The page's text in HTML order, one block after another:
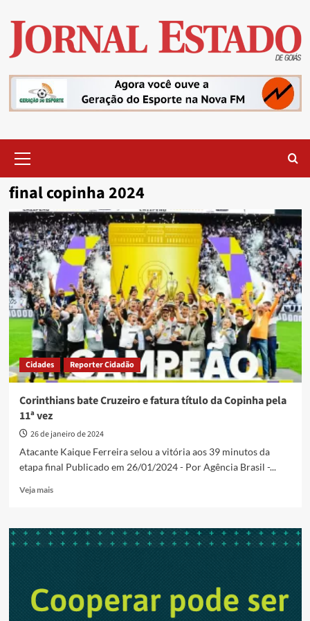
content
Menu
final copinha 2024
Cidades Reporter Cidadão
Corinthians bate Cruzeiro e fatura título da Copinha pela
11ª vez
26 de janeiro de 2024
Atacante Kaique Ferreira selou a vitória aos 39 minutos da
etapa final Publicado em 26/01/2024 - Por Agência Brasil -...
Veja maisRead
Corinthians
bate
título
da